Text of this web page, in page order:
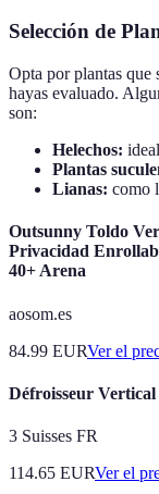
Selección de
Opta por plantas que
hayas evaluado.
son:
Helechos:
Plantas
Lianas: como
Outsunny Toldo
Privacidad
40+ Arena
aosom.es
84.99 EURVer el
Défroisseur
3 Suisses FR
114.65 EURVer el